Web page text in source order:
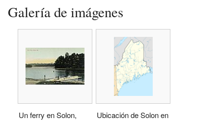
Galería de imágenes
Un ferry en Solon,
Ubicación de Solon en